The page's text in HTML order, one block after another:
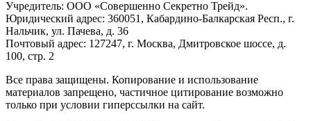
Учредитель: ООО «Совершенно Секретно Трейд».
Юридический адрес: 360051, Кабардино-Балкарская Респ., г.
Нальчик, ул. Пачева, д. 36
Почтовый адрес: 127247, г. Москва, Дмитровское шоссе, д.
100, стр. 2
Все права защищены. Копирование и использование
материалов запрещено, частичное цитирование возможно
только при условии гиперссылки на сайт.